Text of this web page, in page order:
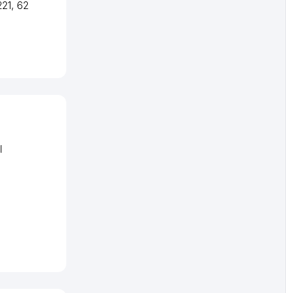
62